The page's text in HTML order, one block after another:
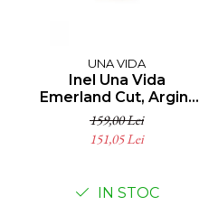
UNA VIDA
Inel Una Vida
Emerland Cut, Argint
925 placat cu aur
159,00 Lei
151,05 Lei
IN STOC